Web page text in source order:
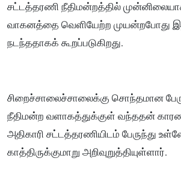
சட்டத்தரணி நீதிமன்றத்தில்
வாகனத்தை வெளியேற்ற முயன்றபோது
நடந்ததாகக் கூறப்படுகிறது.
சிறைச்சாலைச்சாலைக்கு சொந்தமான
நீதிமன்ற வளாகத்துக்குள் வந்ததன்
அதிகாரி சட்டத்தரணியிடம் பேருந்து
காத்திருக்குமாறு அறிவுறுத்தியுள்ளார்.